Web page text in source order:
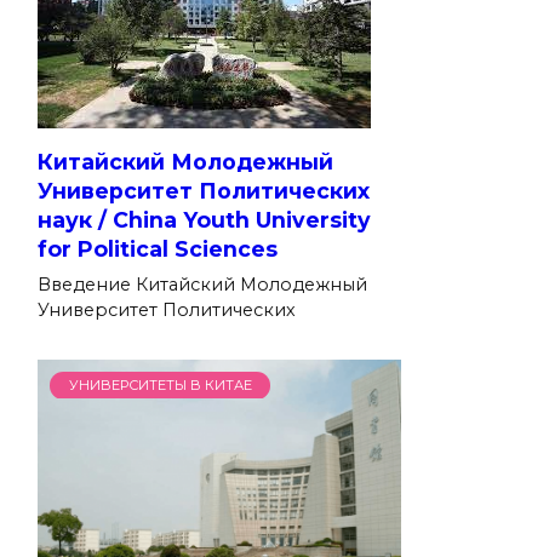
Китайский Молодежный
Университет Политических
наук / China Youth University
for Political Sciences
Введение Китайский Молодежный
Университет Политических
УНИВЕРСИТЕТЫ В КИТАЕ